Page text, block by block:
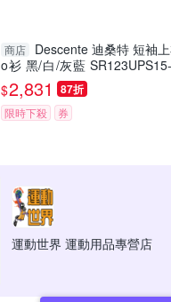
商店
Descente 迪桑特 短袖
o衫 黑/白/灰藍
S15-WHT0/SR123UPS15-
$2,831 87折
限時下殺 券
運動世界 運動用品專營店